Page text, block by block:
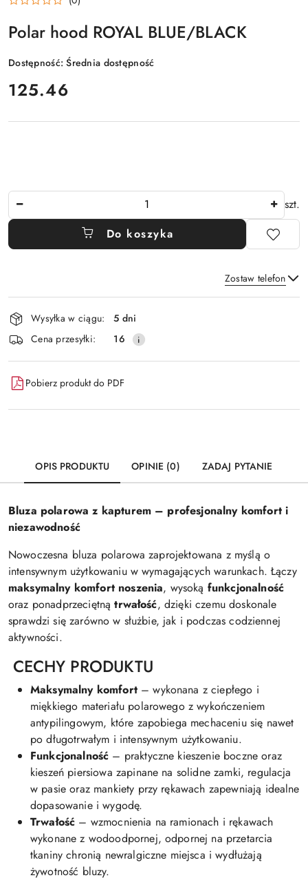
Polar hood ROYAL BLUE/BLACK
Dostępność:Średnia dostępność
cena:
125.46
szt.
Do koszyka
Zostaw telefon
Wyślij
Dostępność
i
dostawa
Wysyłka w ciągu:
5 dni
Cena przesyłki:
16
Pobierz produkt do PDF
OPIS PRODUKTU OPINIE (0) ZADAJ PYTANIE
Bluza polarowa z kapturem – profesjonalny komfort i
niezawodność
Nowoczesna bluza polarowa zaprojektowana z myślą o
intensywnym użytkowaniu w wymagających warunkach. Łączy
maksymalny komfort noszenia, wysoką funkcjonalność
oraz ponadprzeciętnątrwałość, dzięki czemu doskonale
sprawdzi się zarówno w służbie, jak i podczas codziennej
aktywności.
CECHY PRODUKTU
Maksymalny komfort– wykonana z ciepłego i
miękkiego materiału polarowego z wykończeniem
antypilingowym, które zapobiega mechaceniu się nawet
po długotrwałym i intensywnym użytkowaniu.
Funkcjonalność – praktyczne kieszenie boczne oraz
kieszeń piersiowa zapinane na solidne zamki, regulacja
w pasie oraz mankiety przy rękawach zapewniają idealne
dopasowanie i wygodę.
Trwałość – wzmocnienia na ramionach i rękawach
wykonane z wodoodpornej, odpornej na przetarcia
tkaniny chronią newralgiczne miejsca i wydłużają
żywotność bluzy.